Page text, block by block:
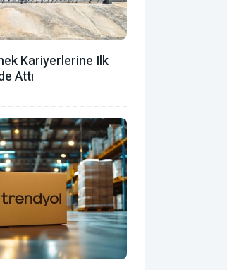
Kariyerlerine Ilk
Attı